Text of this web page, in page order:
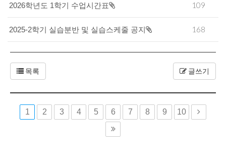
2026학년도 1학기 수업시간표 109
2025-2학기 실습분반 및 실습스케줄 공지 168
목록 글쓰기
1 2 3 4 5 6 7 8 9 10